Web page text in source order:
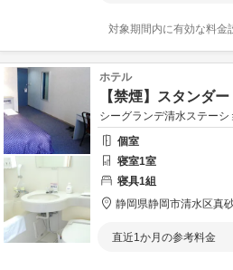
対象期間内に有効な料金
ホテル
【禁煙】スタンダ
シーグランデ清水ステーシ
個室
寝室1室
寝具1組
静岡県静岡市清水区真
直近1か月の参考料金